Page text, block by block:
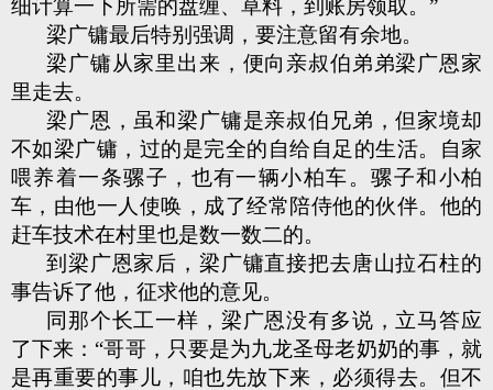
细计算一下所需的盘缠、草料，到账房领取。”
梁广镛最后特别强调，要注意留有余地。
梁广镛从家里出来，便向亲叔伯弟弟梁广恩家
里走去。
梁广恩，虽和梁广镛是亲叔伯兄弟，但家境却
不如梁广镛，过的是完全的自给自足的生活。自家
喂养着一条骡子，也有一辆小柏车。骡子和小柏
车，由他一人使唤，成了经常陪侍他的伙伴。他的
赶车技术在村里也是数一数二的。
到梁广恩家后，梁广镛直接把去唐山拉石柱的
事告诉了他，征求他的意见。
同那个长工一样，梁广恩没有多说，立马答应
了下来：“哥哥，只要是为九龙圣母老奶奶的事，就
是再重要的事儿，咱也先放下来，必须得去。但不